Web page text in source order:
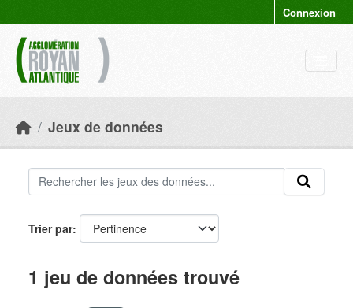
Connexion
Jeux de données
Trier par
1 jeu de données trouvé